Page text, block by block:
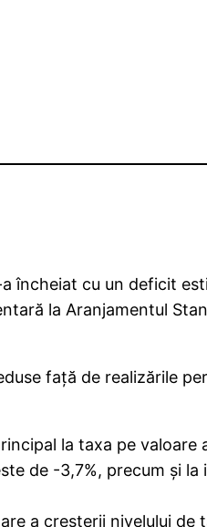
încheiat cu un deficit
la Aranjamentul
faţă de realizările
la taxa pe valoare
de -3,7%, precum şi
a creşterii nivelului de